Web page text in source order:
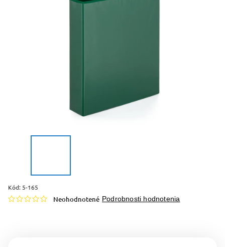
Kód: 5-165
Neohodnotené Podrobnosti hodnotenia